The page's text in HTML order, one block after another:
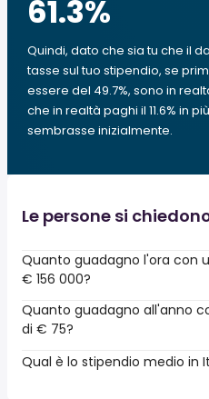
61.3%
Quindi, dato che sia tu che il
tasse sul tuo stipendio, se
essere del 49.7%, sono in
che in realtà paghi il 11.6% in
sembrasse inizialmente.
Le persone si
Quanto guadagno l'ora con
€ 156 000?
Quanto guadagno all'anno
di € 75?
Qual è lo stipendio medio in